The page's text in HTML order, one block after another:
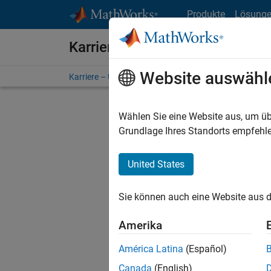
Produkte
Karriere bei MathWorks
Karriere – Übersicht Stellensuche
FILTER:
Stellen
Es
Region
Website
Wählen Sie eine Website aus, um
Grundlage Ihres Standorts
United States
Sie können auch eine Website aus
Amerika
América Latina (Español)
Canada (English)